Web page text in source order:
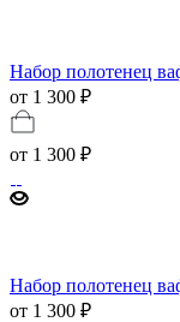
Набор полотенец
от 1 300 ₽
от 1 300 ₽
Набор полотенец
от 1 300 ₽